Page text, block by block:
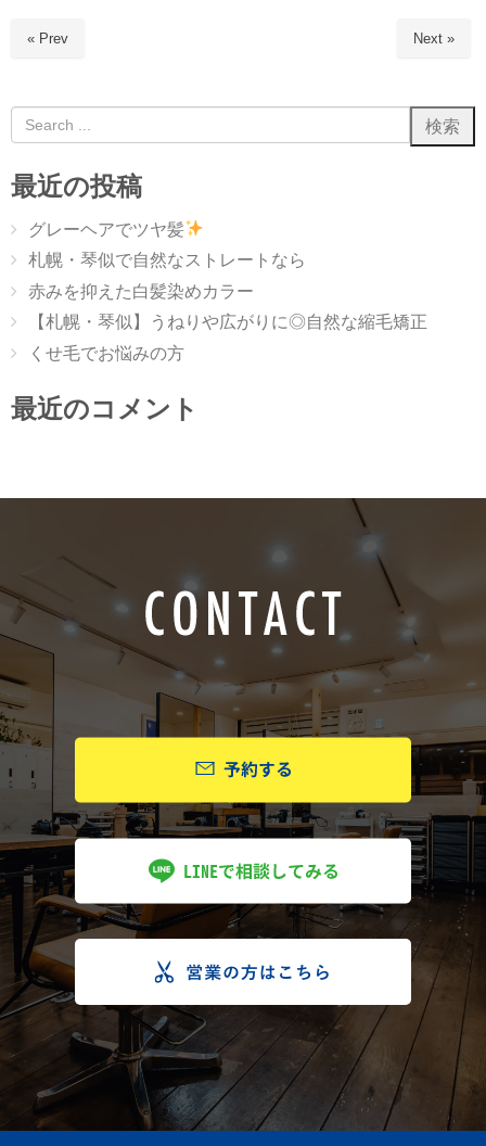
« Prev Next »
最近の投稿
グレーヘアでツヤ髪
札幌・琴似で自然なストレートなら
赤みを抑えた白髪染めカラー
【札幌・琴似】うねりや広がりに◎自然な縮毛矯正
くせ毛でお悩みの方
最近のコメント